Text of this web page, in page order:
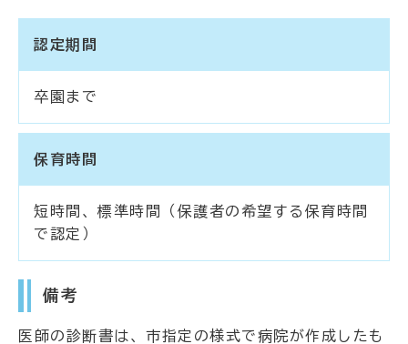
認定期間
卒園まで
保育時間
短時間、標準時間（保護者の希望する保育時間
で認定）
備考
医師の診断書は、市指定の様式で病院が作成したも